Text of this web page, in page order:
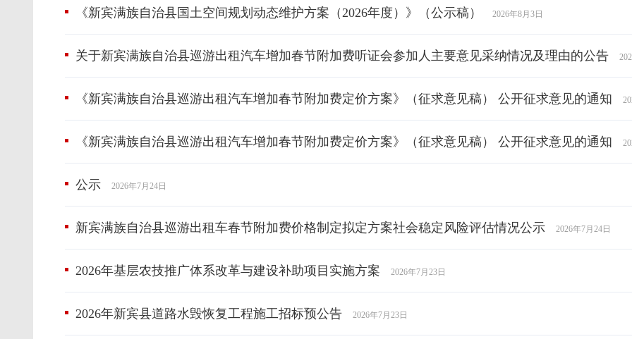
《新宾满族自治县国土空间规划动态维护方案（2026年度）》（公示稿） 2026年8月3日
关于新宾满族自治县巡游出租汽车增加春节附加费听证会参加人主要意见采纳情况及理由的公告
《新宾满族自治县巡游出租汽车增加春节附加费定价方案》（征求意见稿） 公开征求意见的通知
《新宾满族自治县巡游出租汽车增加春节附加费定价方案》（征求意见稿） 公开征求意见的通知
公示 2026年7月24日
新宾满族自治县巡游出租车春节附加费价格制定拟定方案社会稳定风险评估情况公示 2026年7月24日
2026年基层农技推广体系改革与建设补助项目实施方案 2026年7月23日
2026年新宾县道路水毁恢复工程施工招标预公告 2026年7月23日